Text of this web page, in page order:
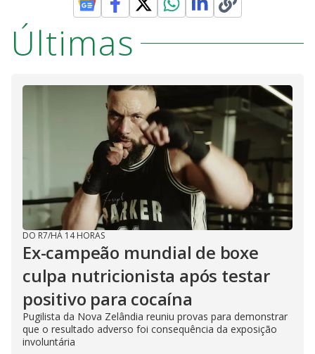
Últimas
DO R7/HÁ 14 HORAS
Ex-campeão mundial de boxe
culpa nutricionista após testar
positivo para cocaína
Pugilista da Nova Zelândia reuniu provas para demonstrar
que o resultado adverso foi consequência da exposição
involuntária